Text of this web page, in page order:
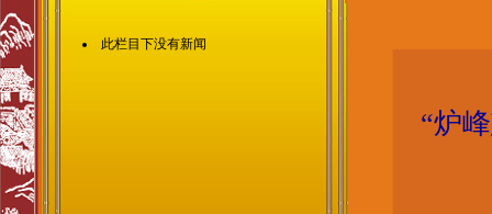
此栏目下没有新闻
“炉